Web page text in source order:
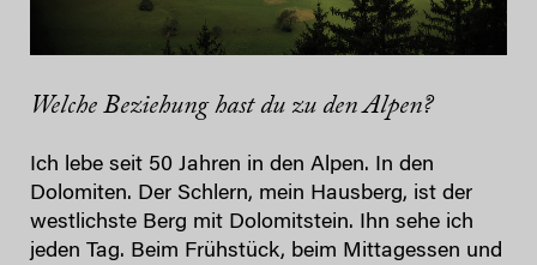
Welche Beziehung hast du zu den Alpen?
Ich lebe seit 50 Jahren in den Alpen. In den
Dolomiten. Der Schlern, mein Hausberg, ist der
westlichste Berg mit Dolomitstein. Ihn sehe ich
jeden Tag. Beim Frühstück, beim Mittagessen und